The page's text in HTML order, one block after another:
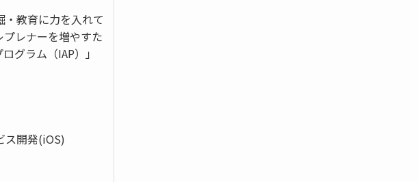
教育に力を入れて
レナーを増やすた
グラム（IAP）」
ス開発(iOS)